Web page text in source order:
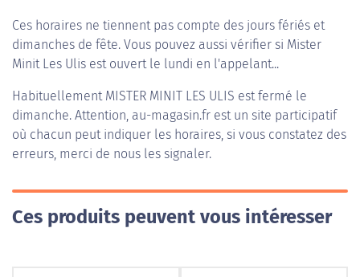
Ces horaires ne tiennent pas compte des jours fériés et
dimanches de fête. Vous pouvez aussi vérifier si Mister
Minit Les Ulis est ouvert le lundi en l'appelant...
Habituellement MISTER MINIT LES ULIS est fermé le
dimanche. Attention, au-magasin.fr est un site participatif
où chacun peut indiquer les horaires, si vous constatez des
erreurs, merci de nous les signaler.
Ces produits peuvent vous intéresser